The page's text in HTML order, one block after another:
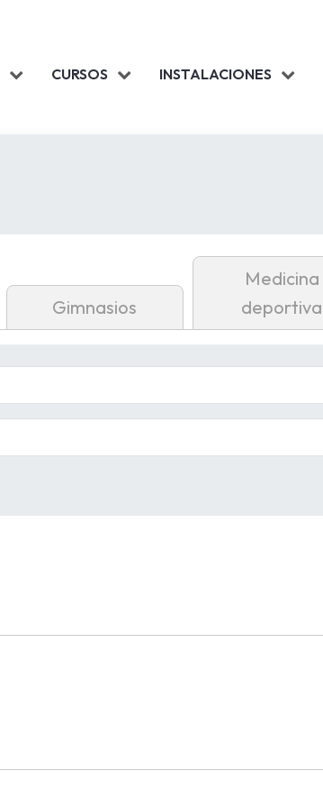
CURSOS INSTALACIONES
Gimnasios
Medicina
deportiva